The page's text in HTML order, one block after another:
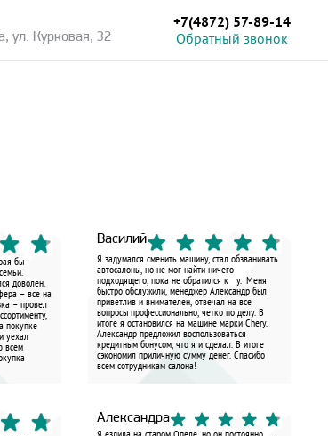
ул. Курковая, 32
+7(4872) 57-89-14
Обратный звонок
бы
доволен.
– все на
– провел
покупке
уехал
всем
Василий
Я задумался сменить машину, стал обзванивать
автосалоны, но не мог найти ничего
подходящего, пока не обратился к у. Меня
быстро обслужили, менеджер Александр был
приветлив и внимателен, отвечал на все
вопросы профессионально, четко по делу. В
итоге я остановился на машине марки Chery.
Александр предложил воспользоваться
кредитным бонусом, что я и сделал. В итоге
сэкономил приличную сумму денег. Спасибо
всем сотрудникам салона!
Александра